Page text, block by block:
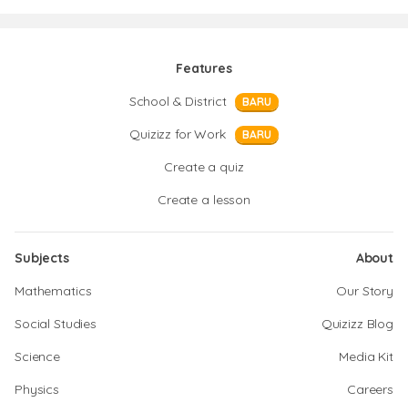
Features
School & District
BARU
Quizizz for Work BARU
Create a quiz
Create a lesson
Subjects
Mathematics
Social Studies
Science
Physics
About
Our Story
Quizizz Blog
Media Kit
Careers